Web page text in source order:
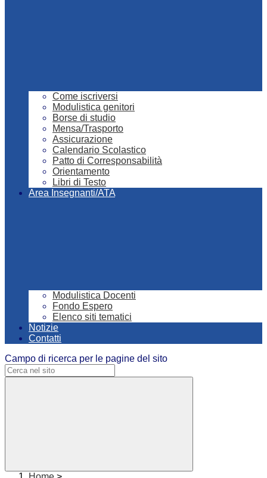
Come iscriversi
Modulistica genitori
Borse di studio
Mensa/Trasporto
Assicurazione
Calendario Scolastico
Patto di Corresponsabilità
Orientamento
Libri di Testo
Area Insegnanti/ATA
Modulistica Docenti
Fondo Espero
Elenco siti tematici
Notizie
Contatti
Campo di ricerca per le pagine del sito